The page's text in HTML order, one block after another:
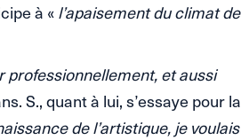
à « l’apaisement du climat de
professionnellement, et aussi
S., quant à lui, s’essaye pour la
de l’artistique, je voulais